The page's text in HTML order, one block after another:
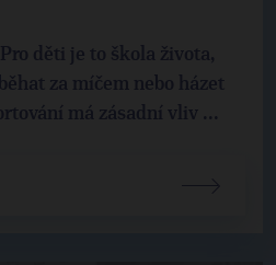
děti je to škola života,
za míčem nebo házet
má zásadní vliv ...